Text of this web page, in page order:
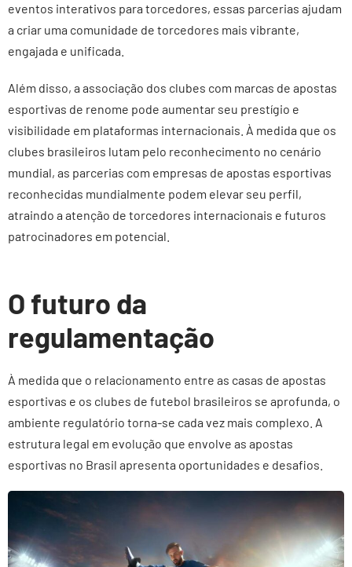
eventos interativos para torcedores, essas parcerias ajudam
a criar uma comunidade de torcedores mais vibrante,
engajada e unificada.
Além disso, a associação dos clubes com marcas de apostas
esportivas de renome pode aumentar seu prestígio e
visibilidade em plataformas internacionais. À medida que os
clubes brasileiros lutam pelo reconhecimento no cenário
mundial, as parcerias com empresas de apostas esportivas
reconhecidas mundialmente podem elevar seu perfil,
atraindo a atenção de torcedores internacionais e futuros
patrocinadores em potencial.
O futuro da
regulamentação
À medida que o relacionamento entre as casas de apostas
esportivas e os clubes de futebol brasileiros se aprofunda, o
ambiente regulatório torna-se cada vez mais complexo. A
estrutura legal em evolução que envolve as apostas
esportivas no Brasil apresenta oportunidades e desafios.